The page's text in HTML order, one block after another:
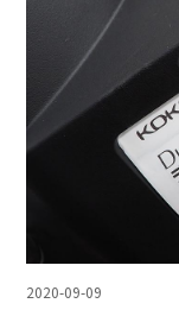
2020-09-09